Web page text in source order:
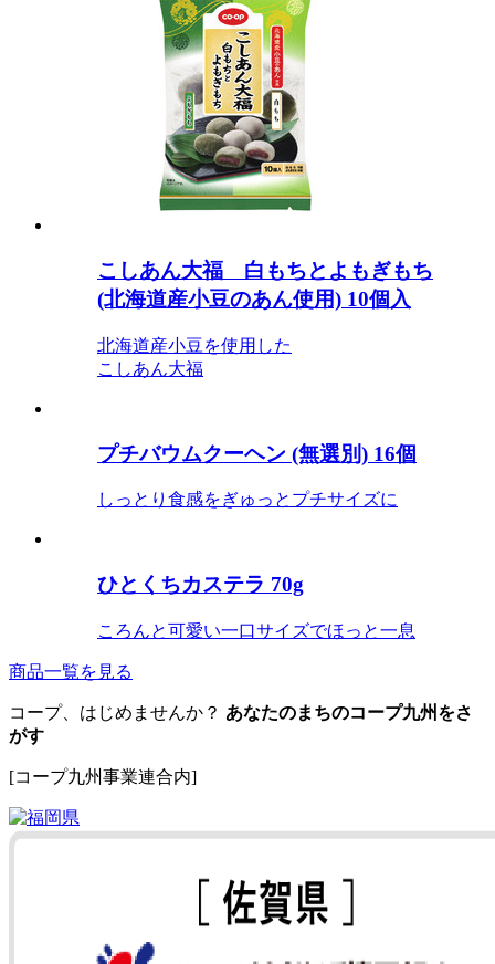
こしあん大福 白もちとよもぎもち
(北海道産小豆のあん使用) 10個入
北海道産小豆を使用した
こしあん大福
プチバウムクーヘン (無選別) 16個
しっとり食感をぎゅっとプチサイズに
ひとくちカステラ 70g
ころんと可愛い一口サイズでほっと一息
商品一覧を見る
コープ、はじめませんか？ あなたのまちのコープ九州をさ
がす
[コープ九州事業連合内]